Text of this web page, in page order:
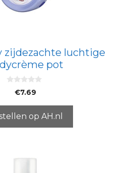
zijdezachte luchtige
pot
5
€7.69
op AH.nl